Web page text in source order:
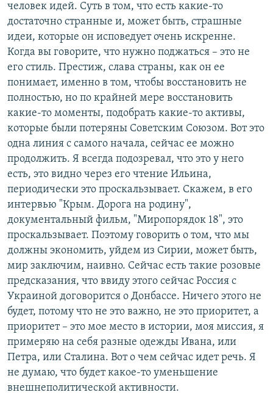
человек идей. Суть в том, что есть какие-то
достаточно странные и, может быть, страшные
идеи, которые он исповедует очень искренне.
Когда вы говорите, что нужно поджаться – это не
его стиль. Престиж, слава страны, как он ее
понимает, именно в том, чтобы восстановить не
полностью, но по крайней мере восстановить
какие-то моменты, подобрать какие-то активы,
которые были потеряны Советским Союзом. Вот это
одна линия с самого начала, сейчас ее можно
продолжить. Я всегда подозревал, что это у него
есть, это видно через его чтение Ильина,
периодически это проскальзывает. Скажем, в его
интервью "Крым. Дорога на родину",
документальный фильм, "Миропорядок 18", это
проскальзывает. Поэтому говорить о том, что мы
должны экономить, уйдем из Сирии, может быть,
мир заключим, наивно. Сейчас есть такие розовые
предсказания, что ввиду этого сейчас Россия с
Украиной договорится о Донбассе. Ничего этого не
будет, потому что не это важно, не это приоритет, а
приоритет – это мое место в истории, моя миссия, я
примеряю на себя разные одежды Ивана, или
Петра, или Сталина. Вот о чем сейчас идет речь. Я
не думаю, что будет какое-то уменьшение
внешнеполитической активности.